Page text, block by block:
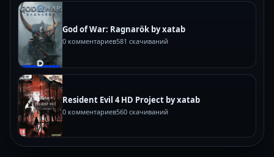
God of War: Ragnarök by xatab
0 комментариев581 скачиваний
Resident Evil 4 HD Project by xatab
0 комментариев560 скачиваний